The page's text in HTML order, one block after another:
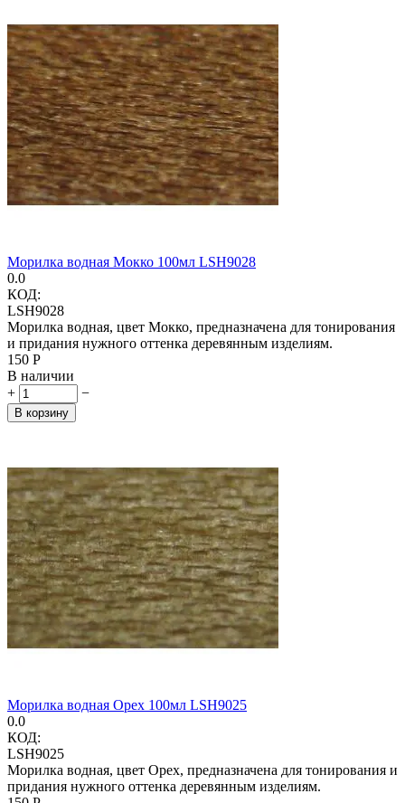
Морилка водная Мокко 100мл LSH9028
0.0
КОД:
LSH9028
Морилка водная, цвет Мокко, предназначена для тонирования
и придания нужного оттенка деревянным изделиям.
‍150‍ Р
В наличии
+
−
В корзину
Морилка водная Орех 100мл LSH9025
0.0
КОД:
LSH9025
Морилка водная, цвет Орех, предназначена для тонирования и
придания нужного оттенка деревянным изделиям.